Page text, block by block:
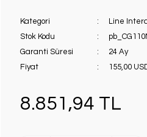
Kategori
Line
Stok Kodu
Garanti Süresi
24 Ay
Fiyat
155,00
8.851,94 TL